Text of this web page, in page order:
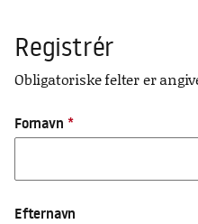
Registrér
Obligatoriske felter er
Profil
Fornavn *
Efternavn